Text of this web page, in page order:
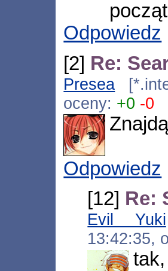
Odpowiedz
[2] Re:
Presea
oceny: +0 -0
Odpowiedz
[12] Re:
Evil Yuki
13:42:35,